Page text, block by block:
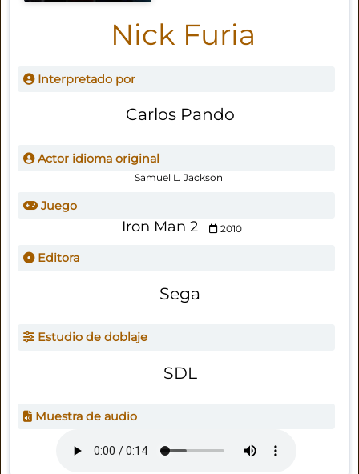
Nick Furia
Interpretado por
Carlos Pando
Actor idioma original
Samuel L. Jackson
Juego
Iron Man 2 2010
Editora
Sega
Estudio de doblaje
SDL
Muestra de audio